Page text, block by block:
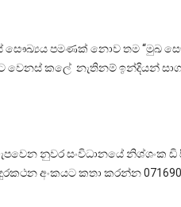
සෞඛ්‍යය පමණක් නොව තම “මුඛ
වෙනස් කලේ නැතිනම් ඉන්දියන්
නුවර සංවිධානයේ
අංකයට කතා කරන්න